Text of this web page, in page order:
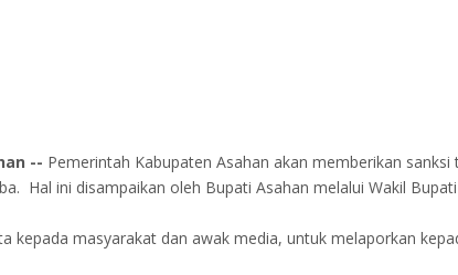
-- Pemerintah Kabupaten Asahan akan memberikan
Hal ini disampaikan oleh Bupati Asahan melalui Wakil
kepada masyarakat dan awak media, untuk melaporkan